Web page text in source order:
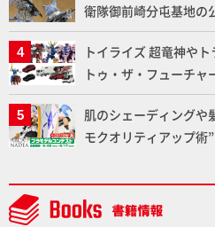
衛隊御前崎分屯基地の
た「おまねこ」が着任
通常版の2ラインで発
トイライズ 超竜神や
トゥ・ザ・フューチ
ラトミーの注目アイテ
NEWITEM】
肌のシェーディングや
モクオリティアップ術
デルコンテスト」～8
中】